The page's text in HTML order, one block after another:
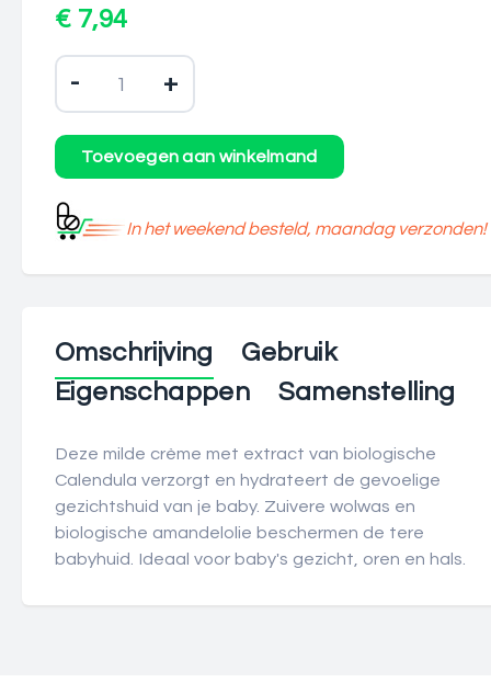
€ 7,94
- +
In het weekend besteld, maandag verzonden!
Omschrijving
Gebruik
Eigenschappen
Samenstelling
Deze milde crème met extract van biologische
Calendula verzorgt en hydrateert de gevoelige
gezichtshuid van je baby. Zuivere wolwas en
biologische amandelolie beschermen de tere
babyhuid. Ideaal voor baby's gezicht, oren en hals.